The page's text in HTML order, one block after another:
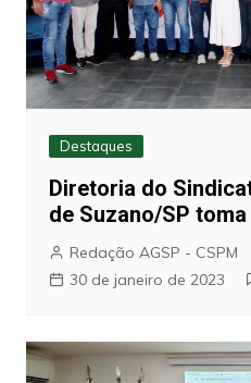
Destaques
Diretoria do
de Suzano/SP toma
Redação AGSP - CSPM
30 de janeiro de 2023